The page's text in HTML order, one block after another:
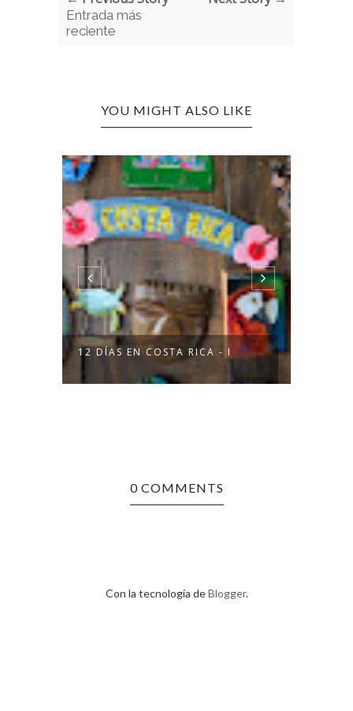
Entrada más
reciente
YOU MIGHT ALSO LIKE
12 DÍAS EN COSTA RICA - I
0 COMMENTS
Con la tecnología deBlogger.